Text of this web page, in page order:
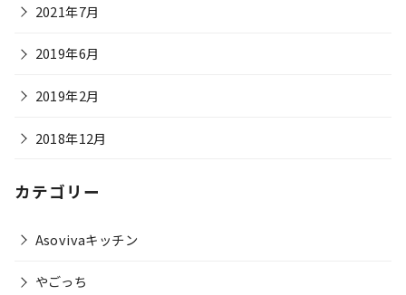
2021年7月
2019年6月
2019年2月
2018年12月
カテゴリー
Asovivaキッチン
やごっち